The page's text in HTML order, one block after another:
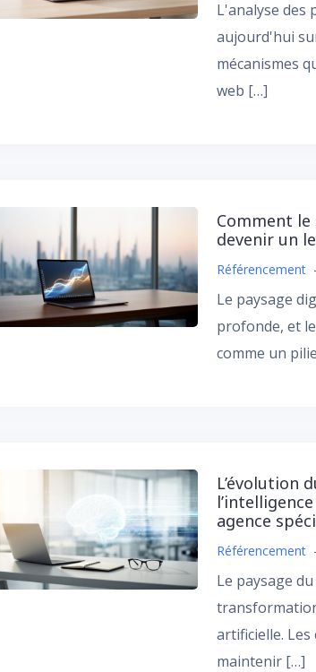
L'analyse des
aujourd'hui
mécanismes
web […]
Comment
devenir un
Référencement
Le paysage
profonde, et
comme un
L’évolution
agence
Référencement
Le paysage
artificielle.
maintenir […]